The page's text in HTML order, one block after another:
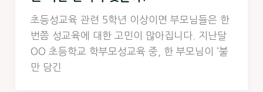
초등성교육 관련 5학년 이상이면 부모님들은 한
번쯤 성교육에 대한 고민이 많아집니다. 지난달
OO 초등학교 학부모성교육 중, 한 부모님이 ‘불
만 담긴